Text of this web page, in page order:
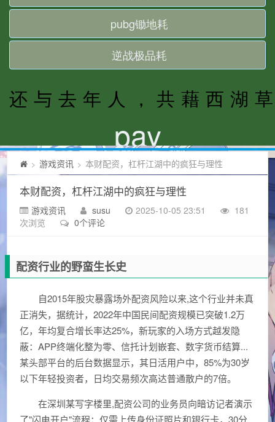
> 游戏资讯 > 本财配资，杠杆江湖中的疯狂与理性
本财配资，杠杆江湖中的疯狂与理性
游戏资讯 susu 2025-10-05 23:51
181
次浏览
0个评论
配资行业的野蛮生长史
自2015年股灾暴露场外配资风险以来,这个行业并未真
正消失，据统计，2022年中国民间配资规模已突破1.2万
亿，年均复合增长率达25%，新玩家的入场方式越发隐
蔽：APP终端化整为零、信托计划嵌套、数字货币结算...
某头部平台的后台数据显示，其日活用户中，85%为30岁
以下年轻投资者，日均交易频次高达普通散户的7倍。
在深圳某写字楼里,配资公司的业务员向暗访记者演示
了"闪电开户"流程：仅需上传身份证照片和银行卡，30分